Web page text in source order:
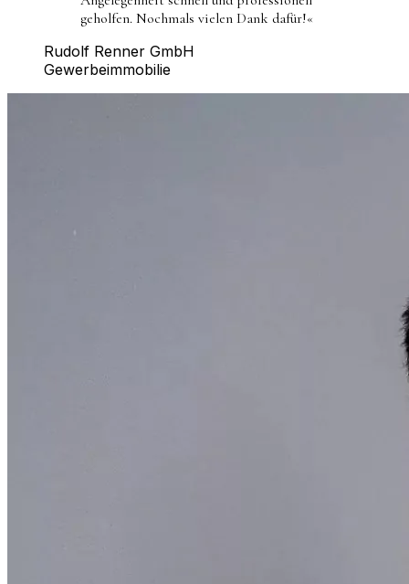
geholfen. Nochmals vielen Dank dafür!«
Rudolf Renner GmbH
Gewerbeimmobilie